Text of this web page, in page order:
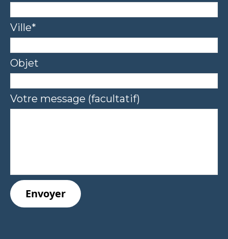
Ville*
Objet
Votre message (facultatif)